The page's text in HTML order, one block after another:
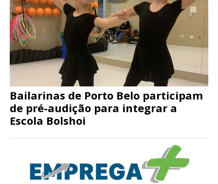
Bailarinas de Porto Belo participam
de pré-audição para integrar a
Escola Bolshoi